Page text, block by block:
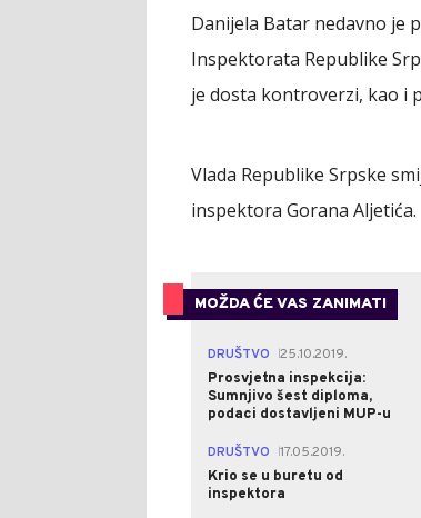
Danijela Batar nedavno je
Inspektorata Republike
je dosta kontroverzi, kao i
Vlada Republike Srpske
inspektora Gorana Aljetića.
MOŽDA ĆE VAS ZANIMATI
DRUŠTVO
25.10.2019.
Prosvjetna inspekcija:
Sumnjivo šest diploma,
podaci dostavljeni MUP-u
DRUŠTVO
17.05.2019.
Krio se u buretu od
inspektora